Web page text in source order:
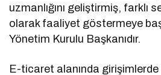
uzmanlığını geliştirmiş, farklı
olarak faaliyet göstermeye
Yönetim Kurulu Başkanıdır.
E-ticaret alanında